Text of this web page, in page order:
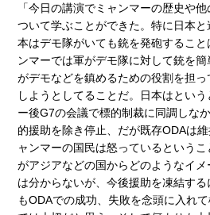
「今日の講演でミャンマーの歴史や
ついて学ぶことができた。特に日本
本はデモ隊がいても銃を発砲するこ
ンマーでは軍がデモ隊に対して銃を
がデモなどを鎮めるための役割を担
しようとしてることだ。日本はとい
ー後G7の会議で標的制裁に同調しな
的援助を除き停止、だが既存ODAは
ャンマーの国民は怒っているという
がアジアなどの国からどのようなイ
は分からないが、今後援助を凍結す
もODAでの成功、失敗を念頭に入れ